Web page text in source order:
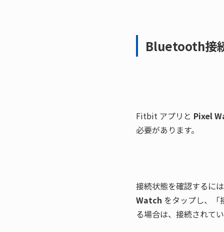
Bluetooth接
Fitbit アプリと Pixel
必要があります。
接続状態を確認するに
Watch をタップし、「
る場合は、接続されて